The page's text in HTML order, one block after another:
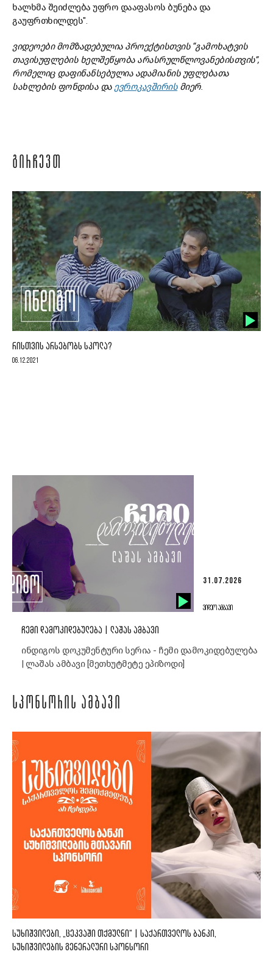
ხალხმა შეიძლება უფრო დააფასოს ბუნება და
გაუფრთხილდეს".
ვიდეოები მომზადებულია პროექტისთვის “გამოხატვის
თავისუფლების ხელშეწყობა არასრულწლოვანებისთვის”,
რომელიც დაფინანსებულია ადამიანის უფლებათა
სახლების ფონდისა და ევროკავშირისმიერ.
ᲒᲘᲠᲩᲔᲕᲗ
ᲠᲘᲡᲗᲕᲘᲡ ᲐᲠᲡᲔᲑᲝᲑᲡ ᲡᲙᲝᲚᲐ?
06.12.2021
31.07.2026
ᲕᲘᲓᲔᲝ ᲐᲛᲑᲐᲕᲘ
ᲩᲔᲛᲘ ᲓᲐᲛᲝᲙᲘᲓᲔᲑᲣᲚᲔᲑᲐ | ᲚᲐᲨᲐᲡ ᲐᲛᲑᲐᲕᲘ
ინდიგოს დოკუმენტური სერია - ჩემი დამოკიდებულება
| ლაშას ამბავი [მეთხუტმეტე ეპიზოდი]
ᲡᲞᲝᲜᲡᲝᲠᲘᲡ ᲐᲛᲑᲐᲕᲘ
ᲡᲣᲮᲘᲨᲕᲘᲚᲔᲑᲘ, „ᲪᲔᲙᲕᲐᲨᲘ ᲗᲥᲛᲣᲚᲜᲘ“ | ᲡᲐᲥᲐᲠᲗᲕᲔᲚᲝᲡ ᲑᲐᲜᲙᲘ,
ᲡᲣᲮᲘᲨᲕᲘᲚᲔᲑᲘᲡ ᲒᲔᲜᲔᲠᲐᲚᲣᲠᲘ ᲡᲞᲝᲜᲡᲝᲠᲘ